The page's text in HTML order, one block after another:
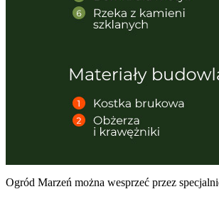
Ogród Marzeń można wesprzeć przez